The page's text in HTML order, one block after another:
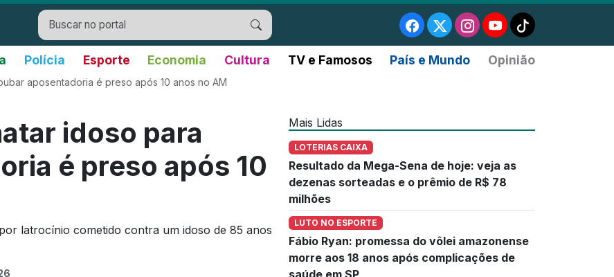
Polícia Esporte Economia Cultura TV e Famosos País e Mundo Opinião
aposentadoria é preso após 10 anos no AM
idoso para
é preso após 10
latrocínio cometido contra um idoso de 85 anos
Mais Lidas
LOTERIAS CAIXA
Resultado da Mega-Sena de hoje: veja as
dezenas sorteadas e o prêmio de R$ 78
milhões
LUTO NO ESPORTE
Fábio Ryan: promessa do vôlei amazonense
morre aos 18 anos após complicações de